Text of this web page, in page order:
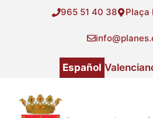
965 51 40 38 Plaça
Español